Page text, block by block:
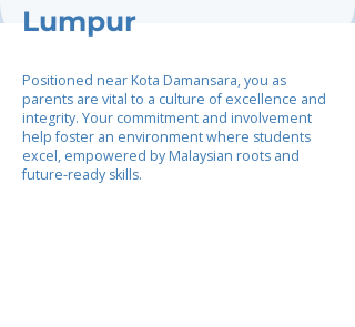
Lumpur
Positioned near Kota Damansara, you as
parents are vital to a culture of excellence and
integrity. Your commitment and involvement
help foster an environment where students
excel, empowered by Malaysian roots and
future-ready skills.